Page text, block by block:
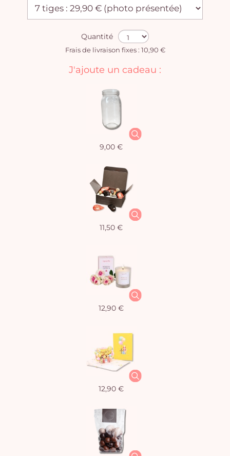
Quantité
Frais de livraison fixes : 10,90 €
J'ajoute un cadeau :
9,00 €
11,50 €
12,90 €
12,90 €